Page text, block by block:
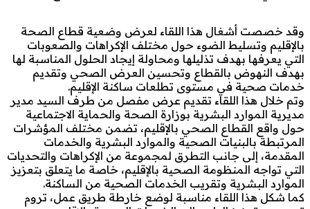
وقد خصصت أشغال هذا اللقاء لعرض وضعية قطاع الصحة
بالإقليم وتسليط الضوء حول مختلف الإكراهات والصعوبات
التي يعرفها بهدف تذليلها ومحاولة إيجاد الحلول المناسبة لها
بهدف النهوض بالقطاع وتحسين العرض الصحي وتقديم
خدمات صحية في مستوى تطلعات ساكنة الإقليم.
وتم خلال هذا اللقاء تقديم عرض مفصل من طرف السيد مدير
مديرية الموارد البشرية بوزارة الصحة والحماية الاجتماعية
حول واقع القطاع الصحي بالإقليم، تضمن مختلف المؤشرات
المرتبطة بالبنيات الصحية والموارد البشرية والخدمات
المقدمة، إلى جانب التطرق لمجموعة من الإكراهات والتحديات
التي تواجه المنظومة الصحية بالإقليم، خاصة ما يتعلق بتعزيز
الموارد البشرية وتقريب الخدمات الصحية من الساكنة.
كما شكل هذا اللقاء مناسبة لوضع خارطة طريق عمل، تروم